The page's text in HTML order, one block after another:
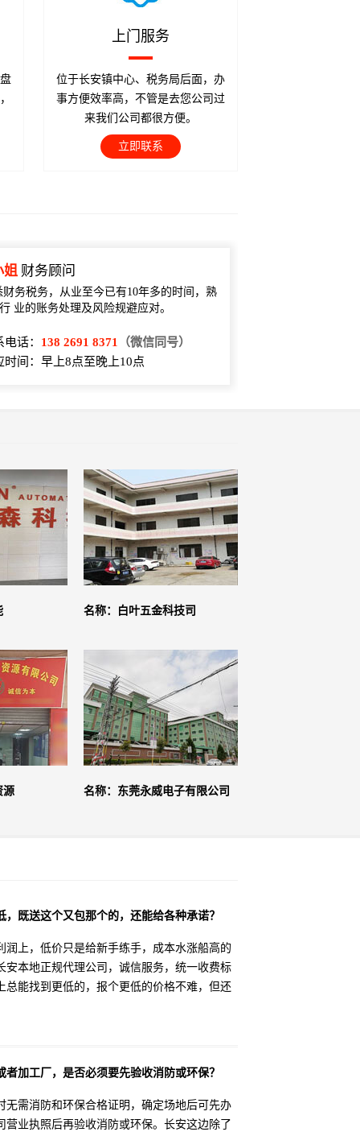
上门服务
位于长安镇中心、税务局后面，办
事方便效率高，不管是去您公司过
来我们公司都很方便。
立即联系
姐 财务顾问
财务税务，从业至今已有10年多的时间，熟
业的账务处理及风险规避应对。
话： 138 2691 8371
（微信同号）
时间：早上8点至晚上10点
名称：白叶五金科技司
源 名称：东莞永威电子有限公司
既送这个又包那个的，还能给各种承诺？
润上，低价只是给新手练手，成本水涨船高的
安本地正规代理公司，诚信服务，统一收费标
总能找到更低的，报个更低的价格不难，但还
加工厂，是否必须要先验收消防或环保？
无需消防和环保合格证明，确定场地后可先办
营业执照后再验收消防或环保。长安这边除了